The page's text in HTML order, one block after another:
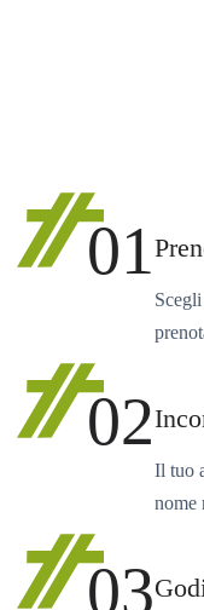
01
02
Il tuo
nome
03